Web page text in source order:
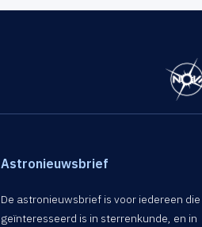
Astronieuwsbrief
De astronieuwsbrief is voor iedereen die
geïnteresseerd is in sterrenkunde, en in